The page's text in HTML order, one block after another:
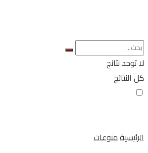
لا توجد نتائج
كل النتائج
الرئيسيةمنوعات